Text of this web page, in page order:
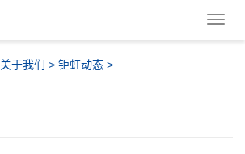
导
关于我们 > 钜虹动态 >